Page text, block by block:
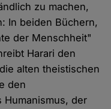
zu machen,
In beiden Büchern,
der Menschheit"
Harari den
alten theistischen
den
Humanismus, der